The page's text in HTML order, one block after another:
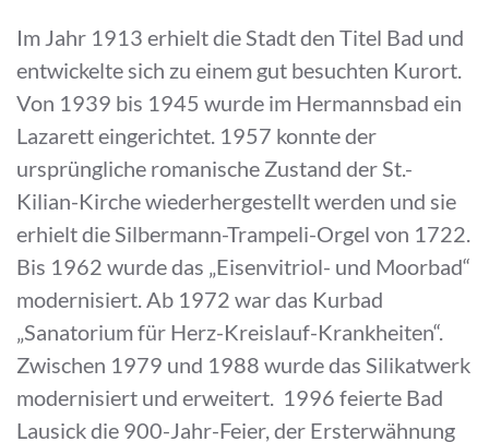
Im Jahr 1913 erhielt die Stadt den Titel Bad und
entwickelte sich zu einem gut besuchten Kurort.
Von 1939 bis 1945 wurde im Hermannsbad ein
Lazarett eingerichtet. 1957 konnte der
ursprüngliche romanische Zustand der St.-
Kilian-Kirche wiederhergestellt werden und sie
erhielt die Silbermann-Trampeli-Orgel von 1722.
Bis 1962 wurde das „Eisenvitriol- und Moorbad“
modernisiert. Ab 1972 war das Kurbad
„Sanatorium für Herz-Kreislauf-Krankheiten“.
Zwischen 1979 und 1988 wurde das Silikatwerk
modernisiert und erweitert. 1996 feierte Bad
Lausick die 900-Jahr-Feier, der Ersterwähnung